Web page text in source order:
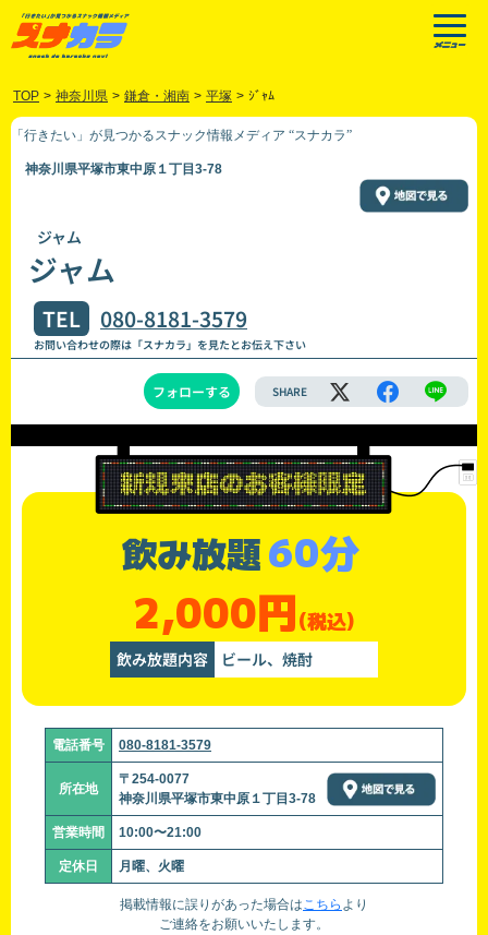
TOP > 神奈川県 > 鎌倉・湘南 > 平塚 > ｼﾞｬﾑ
「行きたい」が見つかるスナック情報メディア “スナカラ”
神奈川県平塚市東中原１丁目3-78
ジャム
ジャム
TEL 080-8181-3579
お問い合わせの際は「スナカラ」を見たとお伝え下さい
フォローする SHARE
飲み放題60分
2,000円(税込)
飲み放題内容 ビール、焼酎
電話番号 080-8181-3579
所在地
〒254-0077
神奈川県平塚市東中原１丁目3-78
営業時間 10:00〜21:00
定休日 月曜、火曜
掲載情報に誤りがあった場合はこちら より
ご連絡をお願いいたします。